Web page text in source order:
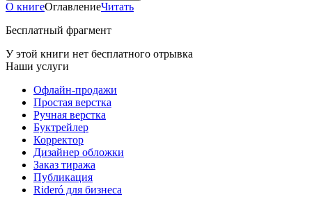
О книгеОглавлениеЧитать
Бесплатный фрагмент
У этой книги нет бесплатного отрывка
Наши услуги
Офлайн-продажи
Простая верстка
Ручная верстка
Буктрейлер
Корректор
Дизайнер обложки
Заказ тиража
Публикация
Rideró для бизнеса